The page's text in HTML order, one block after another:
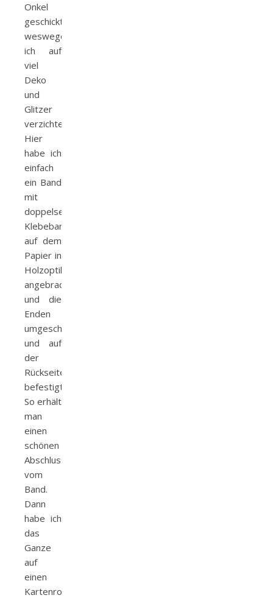
Onkel
geschickt,
weswegen
ich auf
viel
Deko
und
Glitzer
verzichtete.
Hier
habe ich
einfach
ein Band
mit
doppelseitigem
Klebeband
auf dem
Papier in
Holzoptik
angebracht
und die
Enden
umgeschlagen
und auf
der
Rückseite
befestigt.
So erhält
man
einen
schönen
Abschluss
vom
Band.
Dann
habe ich
das
Ganze
auf
einen
Kartenrohling